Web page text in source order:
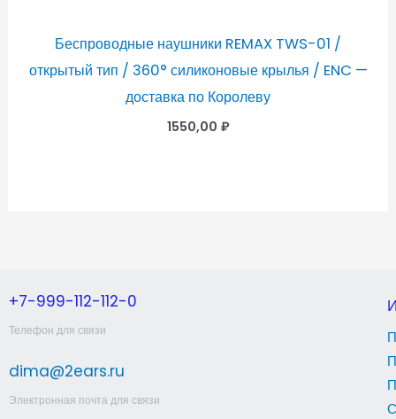
Беспроводные наушники REMAX TWS-01 /
открытый тип / 360° силиконовые крылья / ENC —
доставка по Королеву
1550,00 ₽
+7-999-112-112-0
Телефон для связи
dima@2ears.ru
Электронная почта для связи